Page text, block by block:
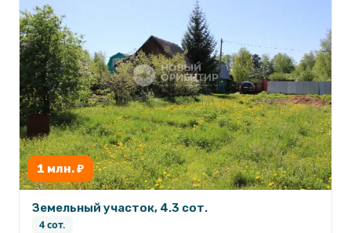
1 млн. ₽
Земельный участок, 4.3 сот.
4 сот.